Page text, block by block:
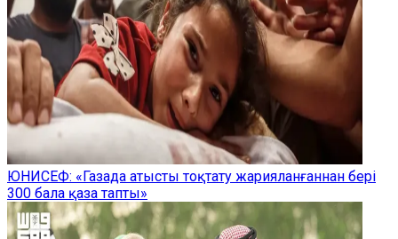
ЮНИСЕФ: «Газада атысты тоқтату жарияланғаннан бері
300 бала қаза тапты»